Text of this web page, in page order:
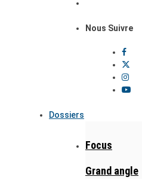
Nous Suivre
Dossiers
Focus
Grand angle